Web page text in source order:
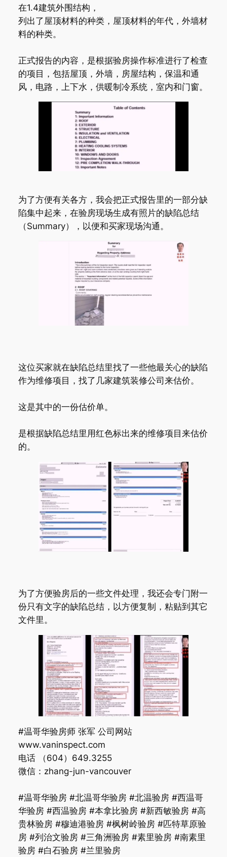
在1.4建筑外围结构，
列出了屋顶材料的种类，屋顶材料的年代，外墙材
料的种类。
正式报告的内容，是根据验房操作标准进行了检查
的项目，包括屋顶，外墙，房屋结构，保温和通
风，电路，上下水，供暖制冷系统，室内和门窗。
为了方便有关各方，我会把正式报告里的一部分缺
陷集中起来，在验房现场生成有照片的缺陷总结
（Summary），以便和买家现场沟通。
这位买家就在缺陷总结里找了一些他最关心的缺陷
作为维修项目，找了几家建筑装修公司来估价。
这是其中的一份估价单。
是根据缺陷总结里用红色标出来的维修项目来估价
的。
为了方便验房后的一些文件处理，我还会专门附一
份只有文字的缺陷总结，以方便复制，粘贴到其它
文件里。
#温哥华验房师 张军 公司网站
www.vaninspect.com
电话 （604）649.3255
微信：zhang-jun-vancouver
#温哥华验房 #北温哥华验房 #北温验房 #西温哥
华验房 #西温验房 #本拿比验房 #新西敏验房 #高
贵林验房 #穆迪港验房 #枫树岭验房 #匹特草原验
房 #列治文验房 #三角洲验房 #素里验房 #南素里
验房 #白石验房 #兰里验房